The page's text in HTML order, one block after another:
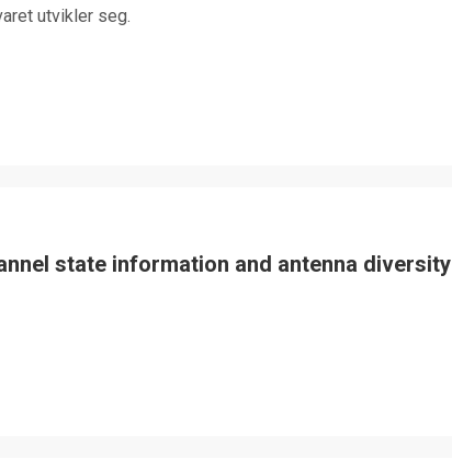
utvikler seg.
state information and antenna diversity